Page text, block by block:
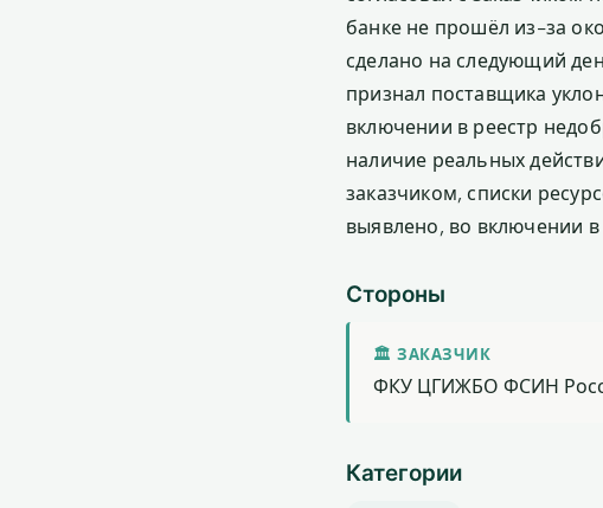
банке не прошёл из-за
сделано на следующий
признал поставщика
включении в реестр
наличие реальных
заказчиком, списки
выявлено, во включении в
Стороны
🏛 ЗАКАЗЧИК
ФКУ ЦГИЖБО ФСИН
Категории